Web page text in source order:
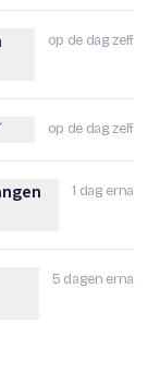
op de dag zelf
afvinken
op de dag zelf
1 dag erna
5 dagen erna
afvinken